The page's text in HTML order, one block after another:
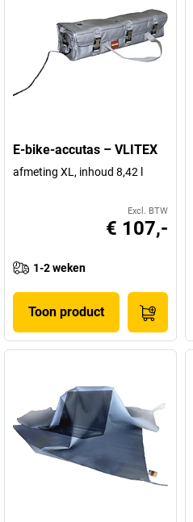
E-bike-accutas – VLITEX
afmeting XL, inhoud 8,42 l
Excl. BTW
€ 107,-
1-2 weken
Toon product